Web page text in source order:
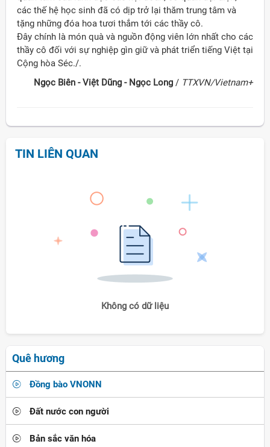
các thế hệ học sinh đã có dịp trở lại thăm trung tâm và
tặng những đóa hoa tươi thắm tới các thầy cô.
Đây chính là món quà và nguồn động viên lớn nhất cho các
thầy cô đối với sự nghiệp gìn giữ và phát triển tiếng Việt tại
Cộng hòa Séc./.
Ngọc Biên - Việt Dũng - Ngọc Long / TTXVN/Vietnam+
TIN LIÊN QUAN
Không có dữ liệu
Quê hương
Đồng bào VNONN
Đất nước con người
Bản sắc văn hóa